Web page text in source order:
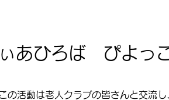
ぃあひろば ぴよっ
の活動は老人クラブの皆さんと交流